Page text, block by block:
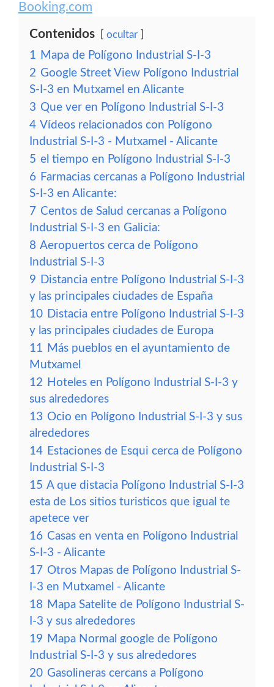
Booking.com
Contenidos ocultar
1 Mapa de Polígono Industrial S-I-3
2 Google Street View Polígono Industrial
S-I-3 en Mutxamel en Alicante
3 Que ver en Polígono Industrial S-I-3
4 Vídeos relacionados con Polígono
Industrial S-I-3 - Mutxamel - Alicante
5 el tiempo en Polígono Industrial S-I-3
6 Farmacias cercanas a Polígono Industrial
S-I-3 en Alicante:
7 Centos de Salud cercanas a Polígono
Industrial S-I-3 en Galicia:
8 Aeropuertos cerca de Polígono
Industrial S-I-3
9 Distancia entre Polígono Industrial S-I-3
y las principales ciudades de España
10 Distacia entre Polígono Industrial S-I-3
y las principales ciudades de Europa
11 Más pueblos en el ayuntamiento de
Mutxamel
12 Hoteles en Polígono Industrial S-I-3 y
sus alrededores
13 Ocio en Polígono Industrial S-I-3 y sus
alrededores
14 Estaciones de Esqui cerca de Polígono
Industrial S-I-3
15 A que distacia Polígono Industrial S-I-3
esta de Los sitios turisticos que igual te
apetece ver
16 Casas en venta en Polígono Industrial
S-I-3 - Alicante
17 Otros Mapas de Polígono Industrial S-
I-3 en Mutxamel - Alicante
18 Mapa Satelite de Polígono Industrial S-
I-3 y sus alrededores
19 Mapa Normal google de Polígono
Industrial S-I-3 y sus alrededores
20 Gasolineras cercans a Polígono